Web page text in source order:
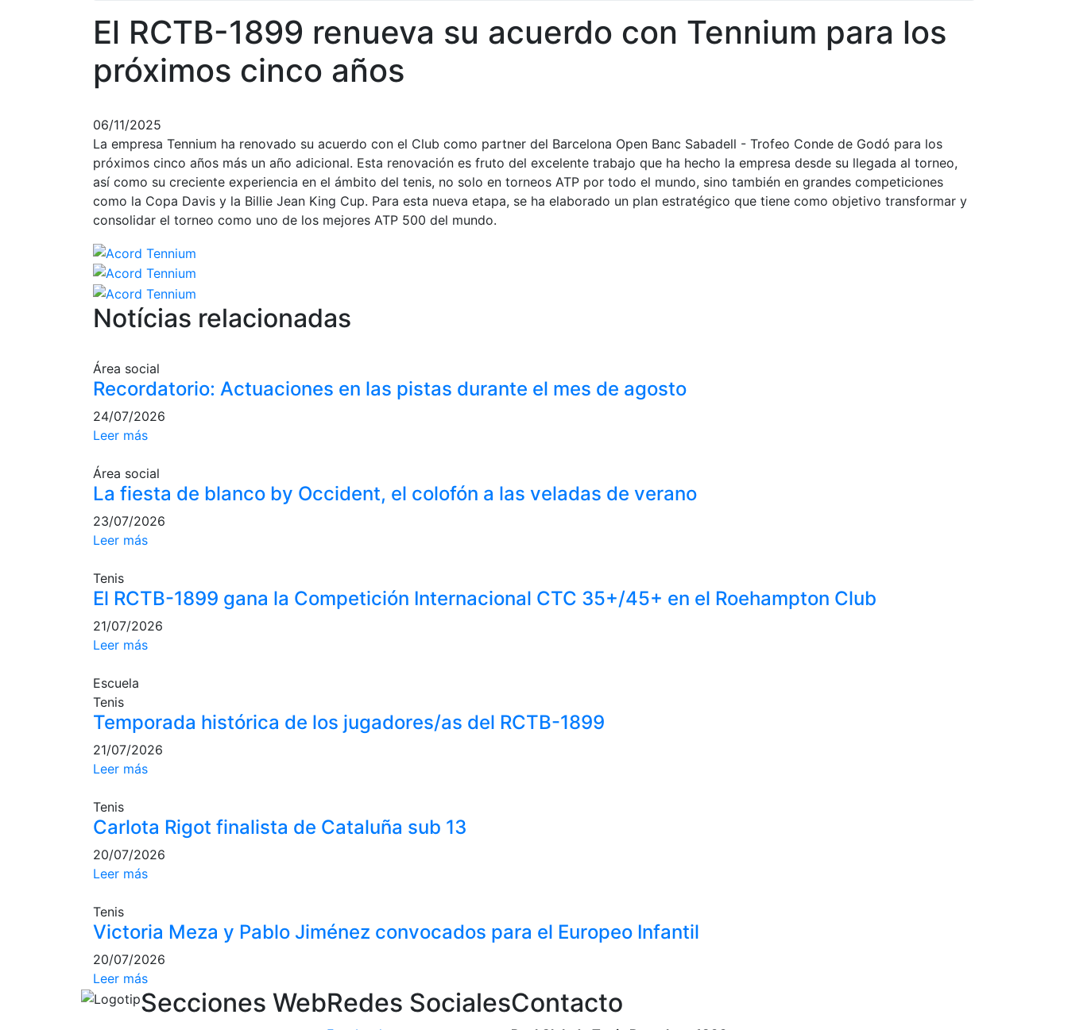
El RCTB-1899 renueva su acuerdo con Tennium para los
próximos cinco años
06/11/2025
La empresa Tennium ha renovado su acuerdo con el Club como partner del Barcelona Open Banc Sabadell - Trofeo Conde de Godó para los
próximos cinco años más un año adicional. Esta renovación es fruto del excelente trabajo que ha hecho la empresa desde su llegada al torneo,
así como su creciente experiencia en el ámbito del tenis, no solo en torneos ATP por todo el mundo, sino también en grandes competiciones
como la Copa Davis y la Billie Jean King Cup. Para esta nueva etapa, se ha elaborado un plan estratégico que tiene como objetivo transformar y
consolidar el torneo como uno de los mejores ATP 500 del mundo.
Notícias relacionadas
Área social
Recordatorio: Actuaciones en las pistas durante el mes de agosto
24/07/2026
Leer más
Área social
La fiesta de blanco by Occident, el colofón a las veladas de verano
23/07/2026
Leer más
Tenis
El RCTB-1899 gana la Competición Internacional CTC 35+/45+ en el Roehampton Club
21/07/2026
Leer más
Escuela
Tenis
Temporada histórica de los jugadores/as del RCTB-1899
21/07/2026
Leer más
Tenis
Carlota Rigot finalista de Cataluña sub 13
20/07/2026
Leer más
Tenis
Victoria Meza y Pablo Jiménez convocados para el Europeo Infantil
20/07/2026
Leer más
Secciones WebRedes SocialesContacto